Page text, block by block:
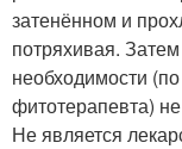
затенённом и
потряхивая.
необходимости
фитотерапевта)
Не является